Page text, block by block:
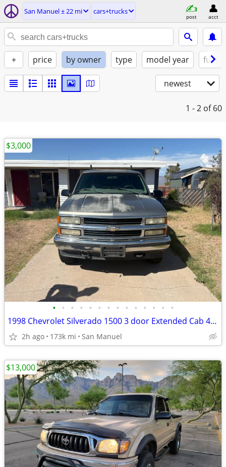
San Manuel ± 22 mi cars+trucks
post acct
+ price by owner type model year fuel
newest
1 - 2 of 60
• • • • • • • • • • • • • •
1998 Chevrolet Silverado 1500 3 door Extended Cab 4x4
2h ago 173k mi San Manuel
$3,000
$13,000